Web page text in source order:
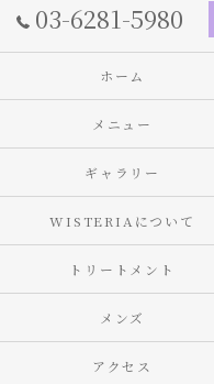
03-6281-5980
ホーム
メニュー
ギャラリー
WISTERIAについて
トリートメント
メンズ
アクセス